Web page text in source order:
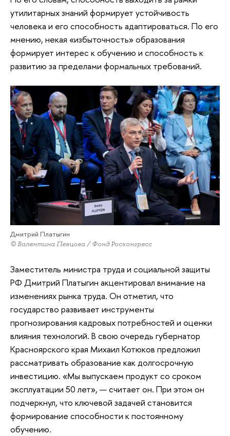
утилитарных знаний формирует устойчивость
человека и его способность адаптироваться. По его
мнению, некая «избыточность» образования
формирует интерес к обучению и способность к
развитию за пределами формальных требований.
Дмитрий Платыгин
© Валентина Певцова / Фонд Росконгресс
Заместитель министра труда и социальной защиты
РФ Дмитрий Платыгин акцентировал внимание на
изменениях рынка труда. Он отметил, что
государство развивает инструменты
прогнозирования кадровых потребностей и оценки
влияния технологий. В свою очередь губернатор
Красноярского края Михаил Котюков предложил
рассматривать образование как долгосрочную
инвестицию. «Мы выпускаем продукт со сроком
эксплуатации 50 лет», — считает он. При этом он
подчеркнул, что ключевой задачей становится
формирование способности к постоянному
обучению.